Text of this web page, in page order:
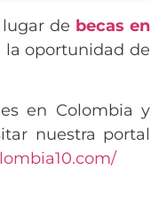
de becas en
la oportunidad de
en Colombia y
nuestra portal